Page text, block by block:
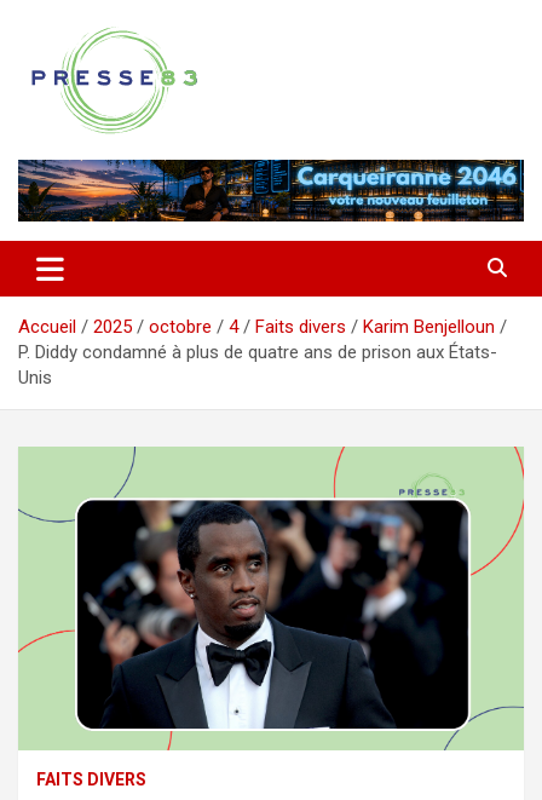
contenu
Presse 83
Accueil 2025 octobre 4 Faits divers
Karim Benjelloun
P. Diddy condamné à plus de quatre ans de prison aux États-
Unis
FAITS DIVERS